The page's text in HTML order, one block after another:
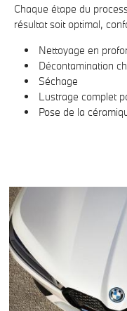
Chaque étape du
résultat soit optimal,
Nettoyage en
Décontamination
Séchage
Lustrage complet
Pose de la